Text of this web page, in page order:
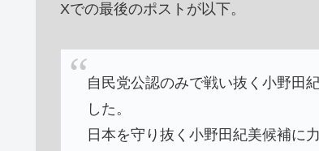
Xでの最後のポストが以下。
自民党公認のみで戦い抜く小野田
した。
日本を守り抜く小野田紀美候補に力